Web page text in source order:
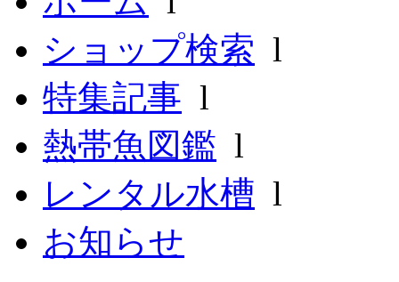
ショップ検索 l
特集記事 l
熱帯魚図鑑 l
レンタル水槽 l
お知らせ